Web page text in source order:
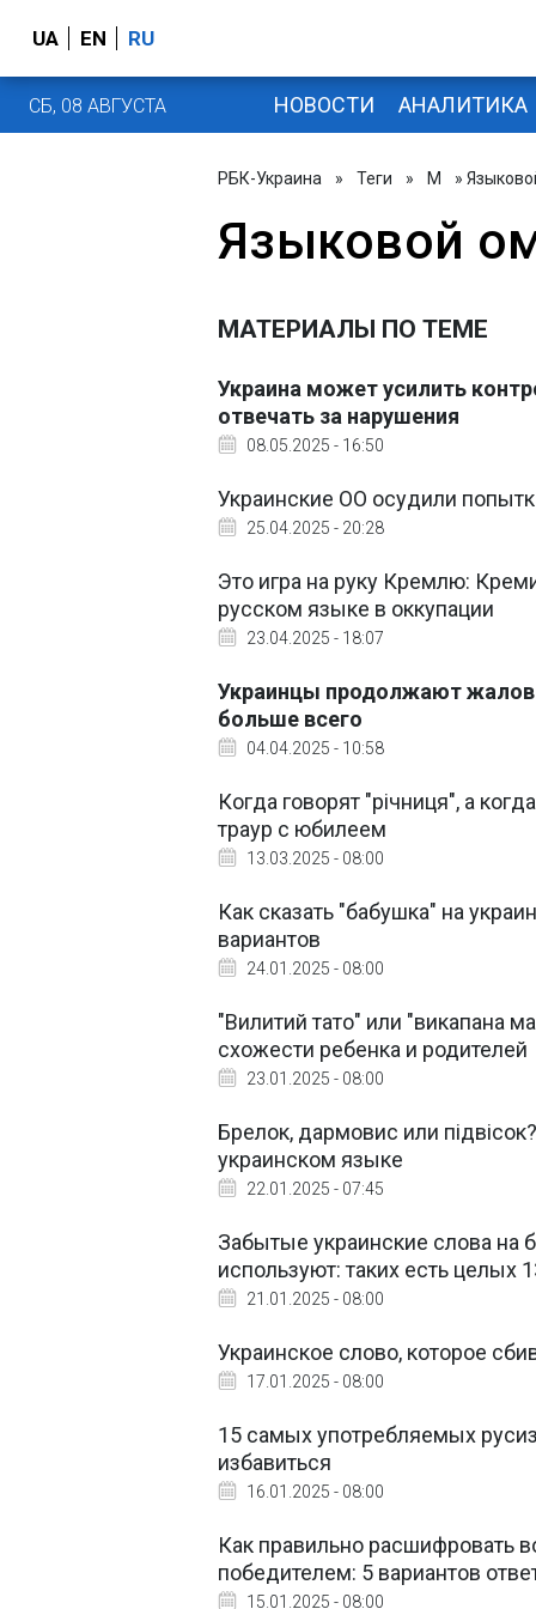
UA EN RU
СБ, 08 АВГУСТА НОВОСТИ АНАЛИТИКА
РБК-Украина » Теги » М »
Языковой
МАТЕРИАЛЫ ПО ТЕМЕ
Украина может усилить
отвечать за нарушения
08.05.2025 - 16:50
Украинские ОО осудили
25.04.2025 - 20:28
Это игра на руку Кремлю:
русском языке в оккупации
23.04.2025 - 18:07
Украинцы продолжают
больше всего
04.04.2025 - 10:58
Когда говорят "річниця", а
траур с юбилеем
13.03.2025 - 08:00
Как сказать "бабушка" на
вариантов
24.01.2025 - 08:00
"Вилитий тато" или "викапана
схожести ребенка и родителей
23.01.2025 - 08:00
Брелок, дармовис или
украинском языке
22.01.2025 - 07:45
Забытые украинские слова на
используют: таких есть целых
21.01.2025 - 08:00
Украинское слово, которое
17.01.2025 - 08:00
15 самых употребляемых
избавиться
16.01.2025 - 08:00
Как правильно расшифровать
победителем: 5 вариантов
15.01.2025 - 08:00